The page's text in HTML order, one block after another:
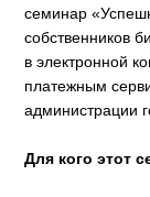
семинар
собственников
в электронной
платежным
администрации
Для кого этот